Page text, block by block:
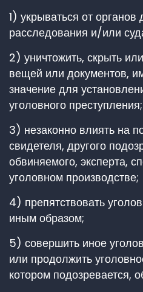
1) укрываться от органов
расследования и/или
2) уничтожить, скрыть
вещей или документов,
значение для
уголовного преступления;
3) незаконно влиять на
свидетеля, другого
обвиняемого, эксперта,
уголовном производстве;
4) препятствовать
иным образом;
5) совершить иное
или продолжить
котором подозревается,